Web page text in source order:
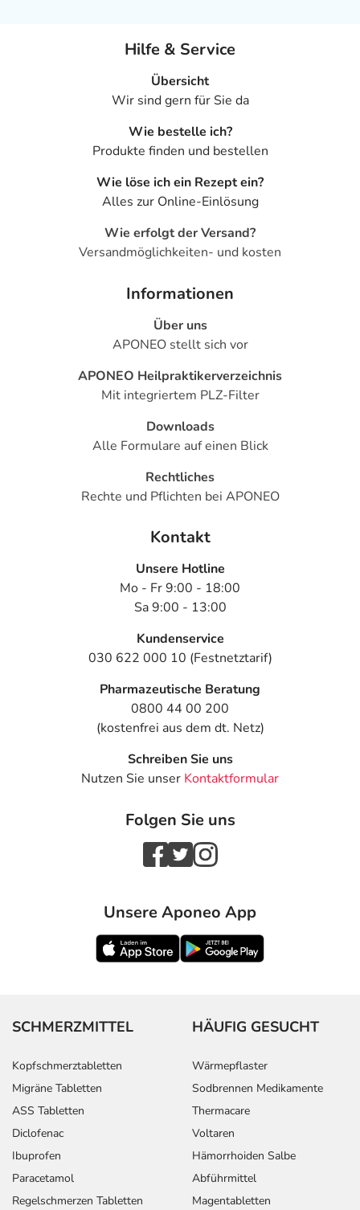
Hilfe & Service
Übersicht
Wir sind gern für Sie da
Wie bestelle ich?
Produkte finden und bestellen
Wie löse ich ein Rezept ein?
Alles zur Online-Einlösung
Wie erfolgt der Versand?
Versandmöglichkeiten- und kosten
Informationen
Über uns
APONEO stellt sich vor
APONEO Heilpraktikerverzeichnis
Mit integriertem PLZ-Filter
Downloads
Alle Formulare auf einen Blick
Rechtliches
Rechte und Pflichten bei APONEO
Kontakt
Unsere Hotline
Mo - Fr 9:00 - 18:00
Sa 9:00 - 13:00
Kundenservice
030 622 000 10 (Festnetztarif)
Pharmazeutische Beratung
0800 44 00 200
(kostenfrei aus dem dt. Netz)
Schreiben Sie uns
Nutzen Sie unser Kontaktformular
Folgen Sie uns
Unsere Aponeo App
SCHMERZMITTEL
Kopfschmerztabletten
Migräne Tabletten
ASS Tabletten
Diclofenac
Ibuprofen
Paracetamol
Regelschmerzen Tabletten
HÄUFIG GESUCHT
Wärmepflaster
Sodbrennen Medikamente
Thermacare
Voltaren
Hämorrhoiden Salbe
Abführmittel
Magentabletten